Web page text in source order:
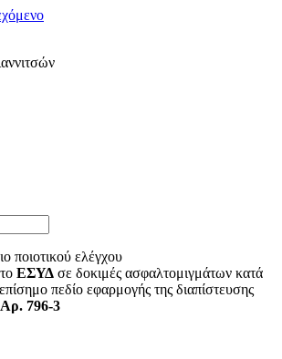
ποιοτικού ελέγχου
ΕΣΥΔ σε δοκιμές ασφαλτομιγμάτων κατά
πεδίο εφαρμογής της διαπίστευσης
Αρ. 796-3